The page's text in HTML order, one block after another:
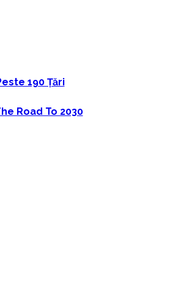
190 Țări
Road To 2030